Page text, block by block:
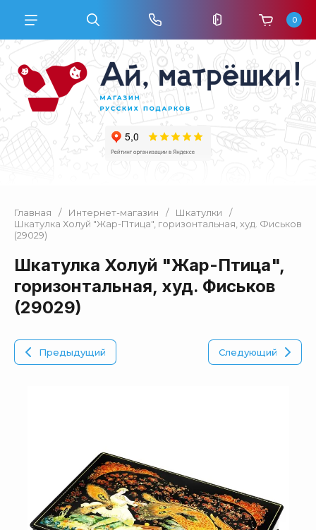
0
Главная / Интернет-магазин / Шкатулки
/
Шкатулка Холуй "Жар-Птица", горизонтальная, худ. Фиськов
(29029)
Шкатулка Холуй "Жар-Птица",
горизонтальная, худ. Фиськов
(29029)
Предыдущий Следующий